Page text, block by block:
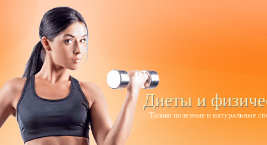
Диеты и
Только полезные и натуральные